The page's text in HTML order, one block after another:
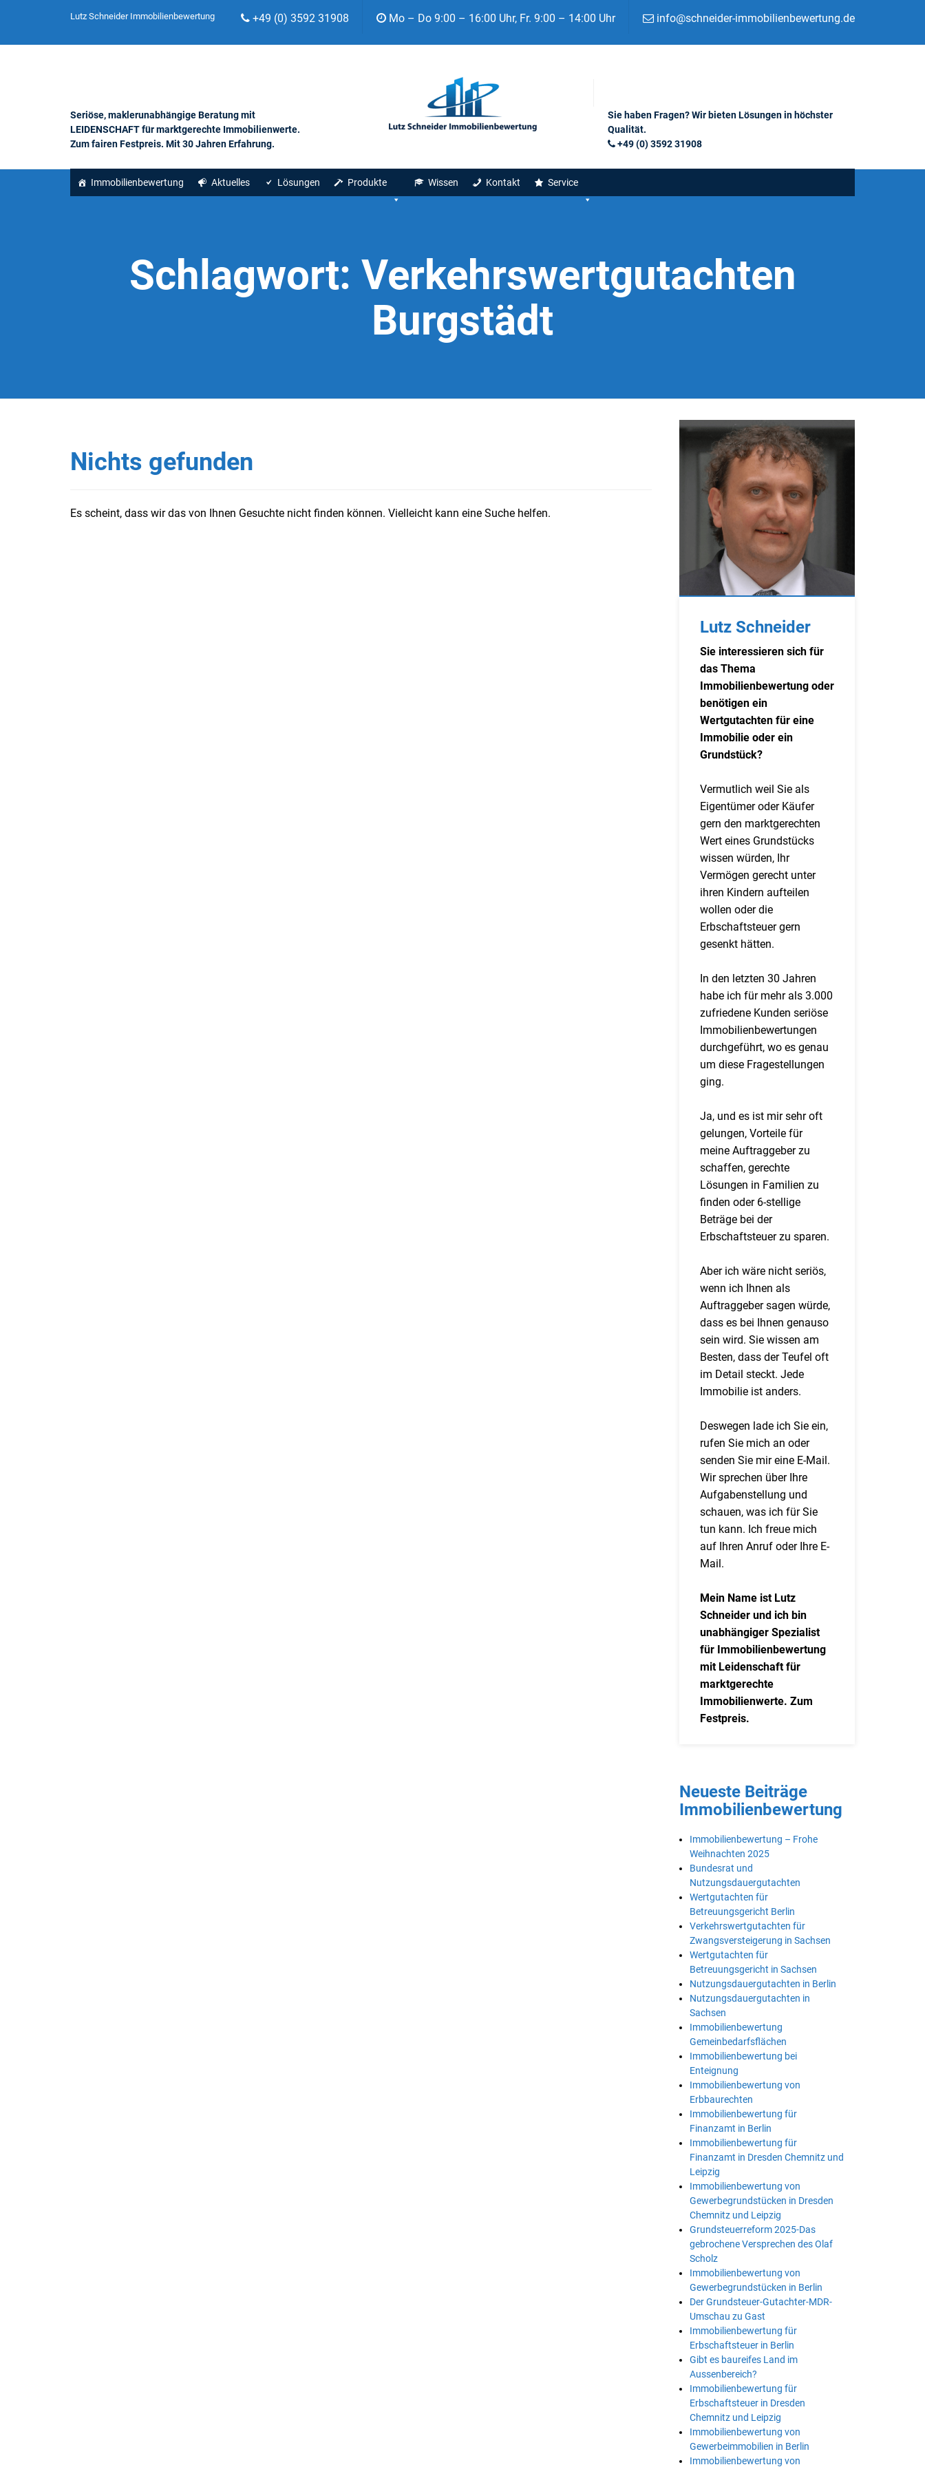
Lutz Schneider Immobilienbewertung +49 (0) 3592 31908 Mo – Do 9:00 – 16:00 Uhr, Fr. 9:00 – 14:00 Uhr info@schneider-immobilienbewertung.de
Seriöse, maklerunabhängige Beratung mit
LEIDENSCHAFT für marktgerechte Immobilienwerte.
Zum fairen Festpreis. Mit 30 Jahren Erfahrung.
Sie haben Fragen? Wir bieten Lösungen in höchster
Qualität.
+49 (0) 3592 31908
Immobilienbewertung Aktuelles Lösungen Produkte Wissen Kontakt Service
Schlagwort: Verkehrswertgutachten
Burgstädt
Nichts gefunden
Es scheint, dass wir das von Ihnen Gesuchte nicht finden können. Vielleicht kann eine Suche helfen.
Lutz Schneider
Sie interessieren sich für
das Thema
Immobilienbewertung oder
benötigen ein
Wertgutachten für eine
Immobilie oder ein
Grundstück?
Vermutlich weil Sie als
Eigentümer oder Käufer
gern den marktgerechten
Wert eines Grundstücks
wissen würden, Ihr
Vermögen gerecht unter
ihren Kindern aufteilen
wollen oder die
Erbschaftsteuer gern
gesenkt hätten.
In den letzten 30 Jahren
habe ich für mehr als 3.000
zufriedene Kunden seriöse
Immobilienbewertungen
durchgeführt, wo es genau
um diese Fragestellungen
ging.
Ja, und es ist mir sehr oft
gelungen, Vorteile für
meine Auftraggeber zu
schaffen, gerechte
Lösungen in Familien zu
finden oder 6-stellige
Beträge bei der
Erbschaftsteuer zu sparen.
Aber ich wäre nicht seriös,
wenn ich Ihnen als
Auftraggeber sagen würde,
dass es bei Ihnen genauso
sein wird. Sie wissen am
Besten, dass der Teufel oft
im Detail steckt. Jede
Immobilie ist anders.
Deswegen lade ich Sie ein,
rufen Sie mich an oder
senden Sie mir eine E-Mail.
Wir sprechen über Ihre
Aufgabenstellung und
schauen, was ich für Sie
tun kann. Ich freue mich
auf Ihren Anruf oder Ihre E-
Mail.
Mein Name ist Lutz
Schneider und ich bin
unabhängiger Spezialist
für Immobilienbewertung
mit Leidenschaft für
marktgerechte
Immobilienwerte. Zum
Festpreis.
Neueste Beiträge
Immobilienbewertung
Immobilienbewertung – Frohe
Weihnachten 2025
Bundesrat und
Nutzungsdauergutachten
Wertgutachten für
Betreuungsgericht Berlin
Verkehrswertgutachten für
Zwangsversteigerung in Sachsen
Wertgutachten für
Betreuungsgericht in Sachsen
Nutzungsdauergutachten in Berlin
Nutzungsdauergutachten in
Sachsen
Immobilienbewertung
Gemeinbedarfsflächen
Immobilienbewertung bei
Enteignung
Immobilienbewertung von
Erbbaurechten
Immobilienbewertung für
Finanzamt in Berlin
Immobilienbewertung für
Finanzamt in Dresden Chemnitz und
Leipzig
Immobilienbewertung von
Gewerbegrundstücken in Dresden
Chemnitz und Leipzig
Grundsteuerreform 2025-Das
gebrochene Versprechen des Olaf
Scholz
Immobilienbewertung von
Gewerbegrundstücken in Berlin
Der Grundsteuer-Gutachter-MDR-
Umschau zu Gast
Immobilienbewertung für
Erbschaftsteuer in Berlin
Gibt es baureifes Land im
Aussenbereich?
Immobilienbewertung für
Erbschaftsteuer in Dresden
Chemnitz und Leipzig
Immobilienbewertung von
Gewerbeimmobilien in Berlin
Immobilienbewertung von